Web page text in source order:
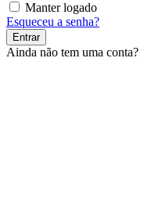
Manter logado
Esqueceu a senha?
Entrar
Ainda não tem uma conta?